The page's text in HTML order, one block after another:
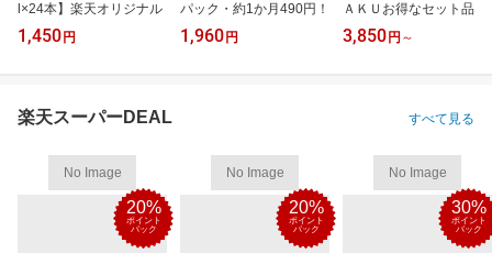
l×24本】楽天オリジナル
1,450 円
パック・約1か月490円！
1,960 円
ＡＫＵお得なセット品
3,850 円 ～
楽天スーパーDEAL すべて見る
No Image
20%
ポイント
バック
No Image
20%
ポイント
バック
No Image
30%
ポイント
バック